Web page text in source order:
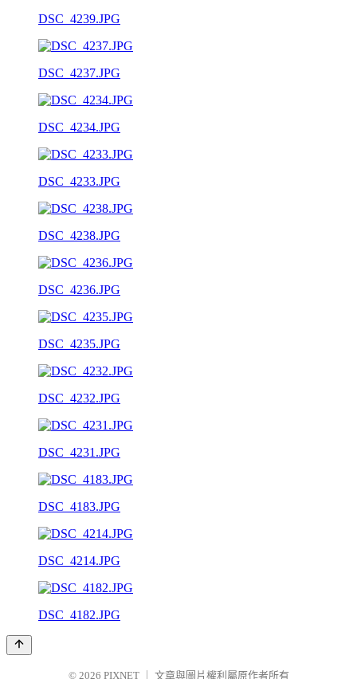
DSC_4239.JPG
DSC_4237.JPG
DSC_4234.JPG
DSC_4233.JPG
DSC_4238.JPG
DSC_4236.JPG
DSC_4235.JPG
DSC_4232.JPG
DSC_4231.JPG
DSC_4183.JPG
DSC_4214.JPG
DSC_4182.JPG
© 2026 PIXNET 文章與圖片權利屬原作者所有